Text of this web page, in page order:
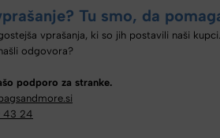
Tu smo, da
vprašanja, ki so jih postavili naši kupci.
odgovora?
podporo za stranke.
43 24